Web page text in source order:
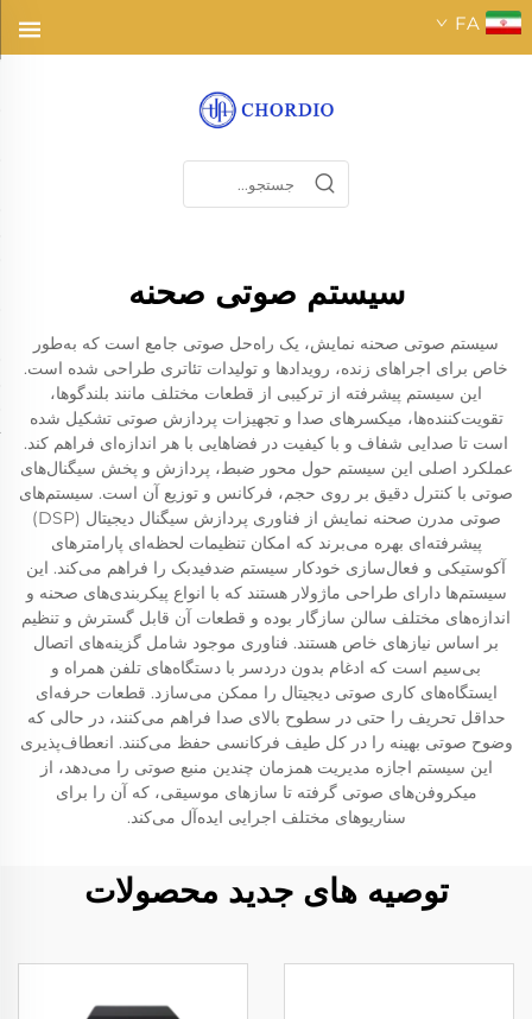
FA
سیستم صوتی صحنه
سیستم صوتی صحنه نمایش، یک راه‌حل صوتی جامع است که به‌طور
خاص برای اجراهای زنده، رویدادها و تولیدات تئاتری طراحی شده است.
این سیستم پیشرفته از ترکیبی از قطعات مختلف مانند بلندگوها،
تقویت‌کننده‌ها، میکسرهای صدا و تجهیزات پردازش صوتی تشکیل شده
است تا صدایی شفاف و با کیفیت در فضاهایی با هر اندازه‌ای فراهم کند.
عملکرد اصلی این سیستم حول محور ضبط، پردازش و پخش سیگنال‌های
صوتی با کنترل دقیق بر روی حجم، فرکانس و توزیع آن است. سیستم‌های
صوتی مدرن صحنه نمایش از فناوری پردازش سیگنال دیجیتال (DSP)
پیشرفته‌ای بهره می‌برند که امکان تنظیمات لحظه‌ای پارامترهای
آکوستیکی و فعال‌سازی خودکار سیستم ضد‌فیدبک را فراهم می‌کند. این
سیستم‌ها دارای طراحی ماژولار هستند که با انواع پیکربندی‌های صحنه و
اندازه‌های مختلف سالن سازگار بوده و قطعات آن قابل گسترش و تنظیم
بر اساس نیازهای خاص هستند. فناوری موجود شامل گزینه‌های اتصال
بی‌سیم است که ادغام بدون دردسر با دستگاه‌های تلفن همراه و
ایستگاه‌های کاری صوتی دیجیتال را ممکن می‌سازد. قطعات حرفه‌ای
حداقل تحریف را حتی در سطوح بالای صدا فراهم می‌کنند، در حالی که
وضوح صوتی بهینه را در کل طیف فرکانسی حفظ می‌کنند. انعطاف‌پذیری
این سیستم اجازه مدیریت همزمان چندین منبع صوتی را می‌دهد، از
میکروفن‌های صوتی گرفته تا سازهای موسیقی، که آن را برای
سناریوهای مختلف اجرایی ایده‌آل می‌کند.
توصیه های جدید محصولات